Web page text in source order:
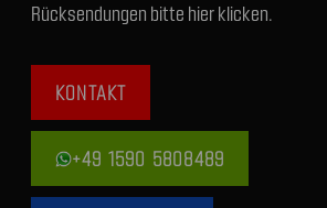
Rücksendungen bitte hier klicken.
KONTAKT
+49 1590 5808489